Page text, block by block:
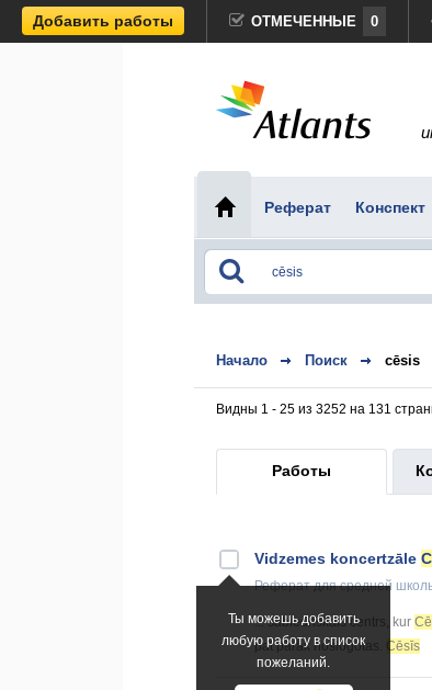
Добавить работы ОТМЕЧЕННЫЕ 0
Реферат Конспект
Начало Поиск cēsis
Видны 1 - 25 из 3252 на 131
Работы
Ты можешь добавить
любую работу в список
пожеланий.
Vidzemes koncertzāle
Рефератдля средней
... sabiedriskais centrs, kur
pat pārāk noslogotas. Cēsīs